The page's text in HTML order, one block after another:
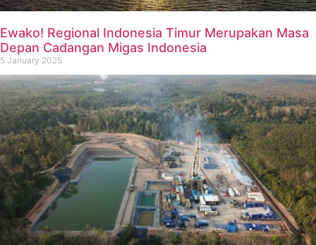
Ewako! Regional Indonesia Timur Merupakan Masa
Depan Cadangan Migas Indonesia
5 January 2025